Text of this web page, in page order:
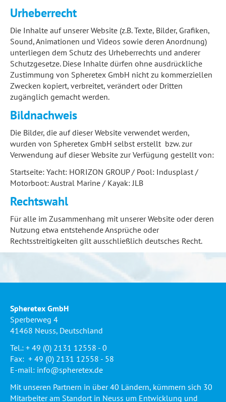
Urheberrecht
Die Inhalte auf unserer Website (z.B. Texte, Bilder, Grafiken,
Sound, Animationen und Videos sowie deren Anordnung)
unterliegen dem Schutz des Urheberrechts und anderer
Schutzgesetze. Diese Inhalte dürfen ohne ausdrückliche
Zustimmung von Spheretex GmbH nicht zu kommerziellen
Zwecken kopiert, verbreitet, verändert oder Dritten
zugänglich gemacht werden.
Bildnachweis
Die Bilder, die auf dieser Website verwendet werden,
wurden von Spheretex GmbH selbst erstellt bzw. zur
Verwendung auf dieser Website zur Verfügung gestellt von:
Startseite: Yacht: HORIZON GROUP / Pool: Indusplast /
Motorboot: Austral Marine / Kayak: JLB
Rechtswahl
Für alle im Zusammenhang mit unserer Website oder deren
Nutzung etwa entstehende Ansprüche oder
Rechtsstreitigkeiten gilt ausschließlich deutsches Recht.
Spheretex GmbH
Sperberweg 4
41468 Neuss, Deutschland
Tel.: + 49 (0) 2131 12558 - 0
Fax: + 49 (0) 2131 12558 - 58
E-mail: info@spheretex.de
Mit unseren Partnern in über 40 Ländern, kümmern sich 30
Mitarbeiter am Standort in Neuss um Entwicklung und